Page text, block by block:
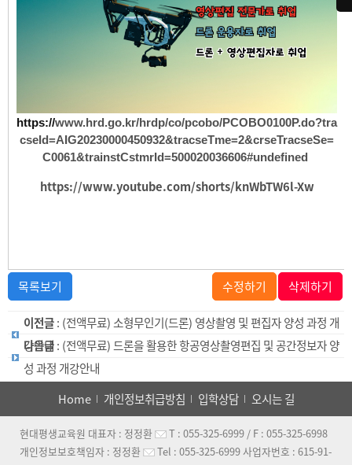
https://www.hrd.go.kr/hrdp/co/pcobo/PCOBO0100P.do?tra
cseId=AIG20230000450932&tracseTme=2&crseTracseSe=
C0061&trainstCstmrId=500020036606#undefined
https://www.youtube.com/shorts/knWbTW6l-Xw
목록보기 수정하기 삭제하기
이전글: (전액무료) 소형무인기(드론) 영상촬영 및 편집자 양성 과정 개
강안내
다음글: (전액무료) 드론을 활용한 항공영상촬영편집 및 공간정보자 양
성 과정 개강안내
Home
개인정보취급방침 입학상담 오시는 길
현대평생교육원 대표자 : 정정환 T : 055-325-6999 / F : 055-325-6998
개인정보보호책임자 : 정정환 Tel : 055-325-6999사업자번호 : 615-91-